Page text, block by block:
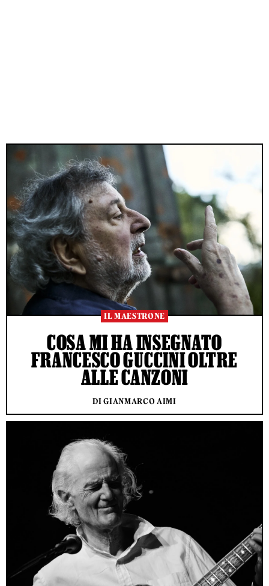
IL MAESTRONE
COSA MI HA INSEGNATO
FRANCESCO GUCCINI OLTRE
ALLE CANZONI
DI GIANMARCO AIMI